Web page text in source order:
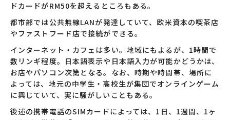
ドカードがRM50を超えるところもある。
都市部では公共無線LANが発達していて、欧米資本の喫茶店
やファストフード店で接続ができる。
インターネット・カフェは多い。地域にもよるが、1時間で
数リンギ程度。日本語表示や日本語入力が可能かどうかは、
お店やパソコン次第となる。なお、時期や時間帯、場所に
よっては、地元の中学生・高校生が集団でオンラインゲーム
に興じていて、実に騒がしいこともある。
後述の携帯電話のSIMカードによっては、1日、1週間、1ヶ